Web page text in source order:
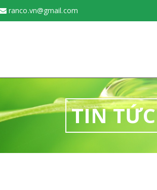
ranco.vn@gmail.com
TIN TỨC